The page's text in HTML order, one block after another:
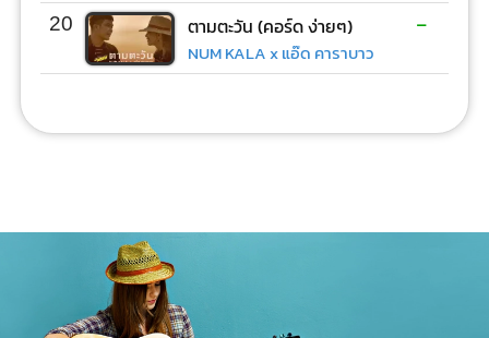
20 ตามตะวัน (คอร์ด ง่ายๆ)
NUM KALA x แอ๊ด คาราบาว
-